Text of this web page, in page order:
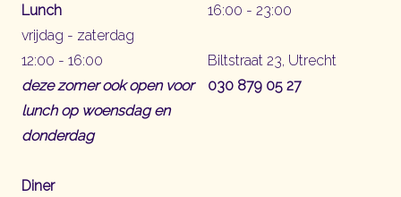
Lunch
vrijdag - zaterdag
12:00 - 16:00
deze zomer ook open voor
lunch op woensdag en
donderdag
Diner
16:00 - 23:00
Biltstraat 23, Utrecht
030 879 05 27